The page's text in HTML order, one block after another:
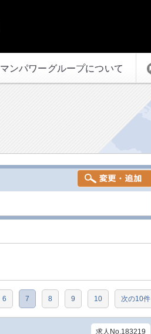
マンパワーグループについて
6 7 8 9 10 次の10件
求人No.183219